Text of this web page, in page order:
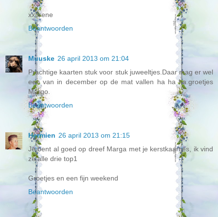
xx Irene
Beantwoorden
Muuske 26 april 2013 om 21:04
Prachtige kaarten stuk voor stuk juweeltjes.Daar mag er wel
een van in december op de mat vallen ha ha ha.groetjes
Margo.
Beantwoorden
Hermien 26 april 2013 om 21:15
Je bent al goed op dreef Marga met je kerstkaartjes, ik vind
ze alle drie top1
Groetjes en een fijn weekend
Beantwoorden